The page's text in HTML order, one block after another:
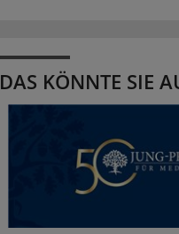
DAS KÖNNTE SIE